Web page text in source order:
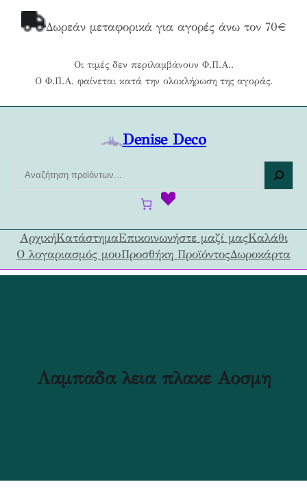
Δωρεάν μεταφορικά για αγορές άνω τον 70€
Οι τιμές δεν περιλαμβάνουν Φ.Π.Α..
Ο Φ.Π.Α. φαίνεται κατά την ολοκλήρωση της αγοράς.
Denise Deco
ή
τ
η
ΑρχικήΚατάστημαΕπικοινωνήστε μαζί μαςΚαλάθι
Ο λογαριασμός μουΠροσθήκη ΠροϊόντοςΔωροκάρτα
Λαμπαδα λεια πλακε Αοσμη